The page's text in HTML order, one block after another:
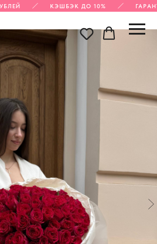
КЭШБЭК ДО 10%